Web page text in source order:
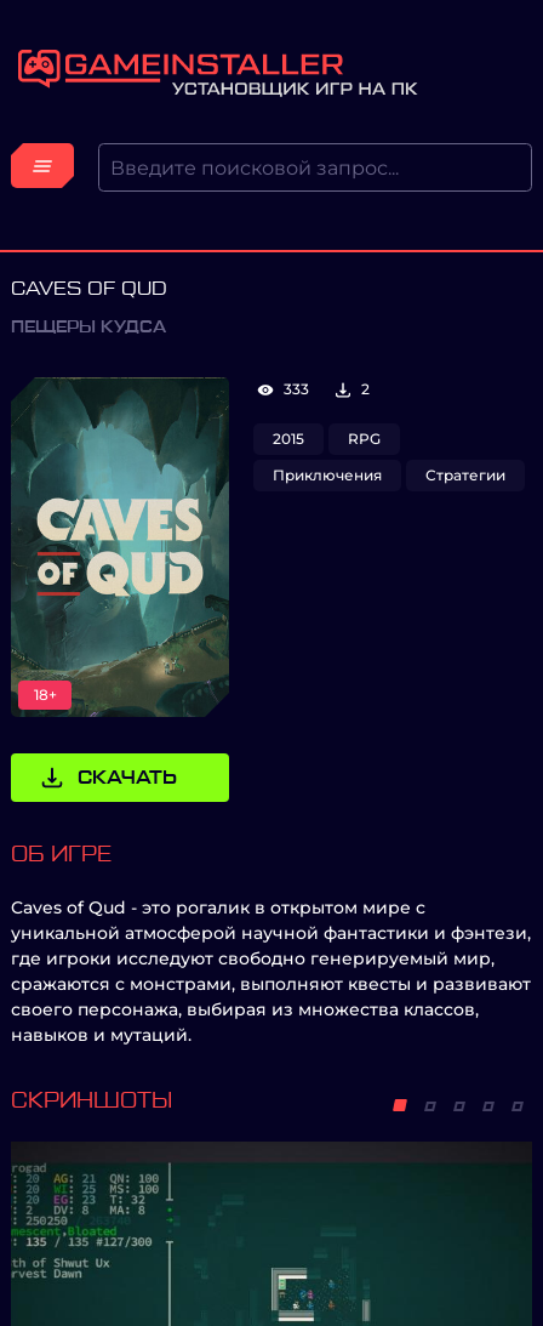
CAVES OF QUD
ПЕЩЕРЫ КУДСА
18+
СКАЧАТЬ
333 2
2015
RPG
Приключения
Стратегии
ОБ ИГРЕ
Caves of Qud - это рогалик в открытом мире с
уникальной атмосферой научной фантастики и фэнтези,
где игроки исследуют свободно генерируемый мир,
сражаются с монстрами, выполняют квесты и развивают
своего персонажа, выбирая из множества классов,
навыков и мутаций.
СКРИНШОТЫ